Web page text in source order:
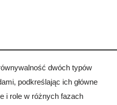
dwóch typów
podkreślając ich główne
i role w różnych fazach